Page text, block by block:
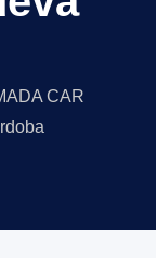
CAR